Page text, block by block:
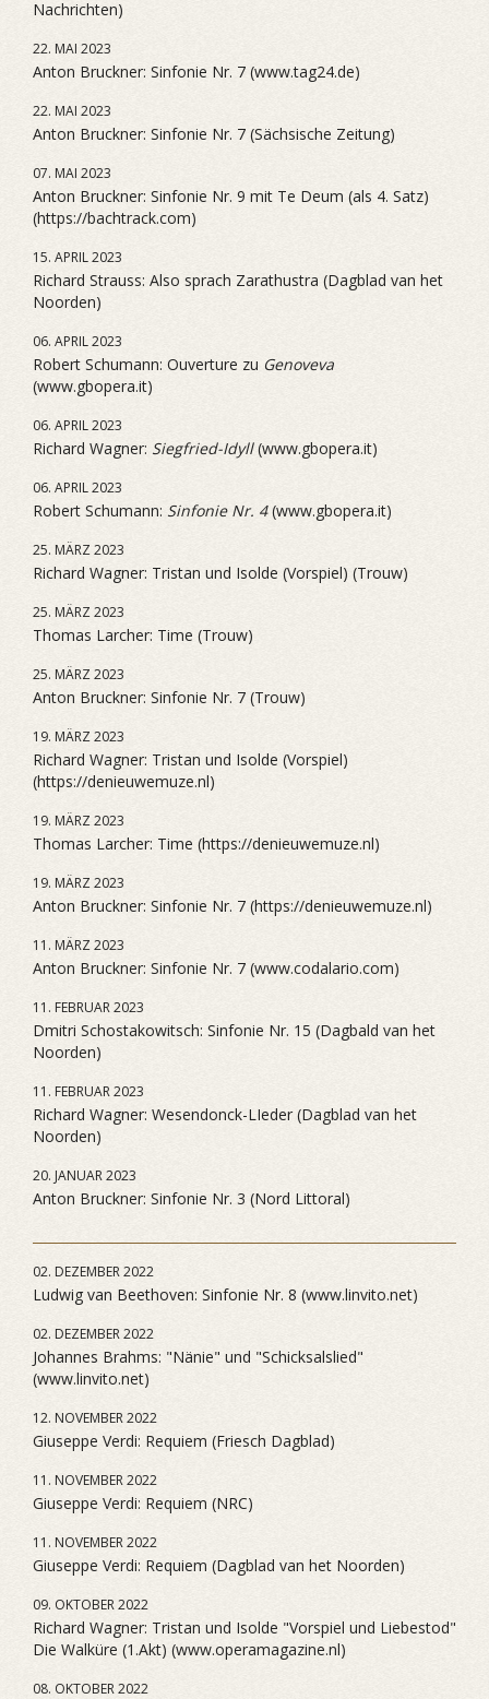
Nachrichten)
22. MAI 2023
Anton Bruckner: Sinfonie Nr. 7 (www.tag24.de)
22. MAI 2023
Anton Bruckner: Sinfonie Nr. 7 (Sächsische Zeitung)
07. MAI 2023
Anton Bruckner: Sinfonie Nr. 9 mit Te Deum (als 4. Satz)
(https://bachtrack.com)
15. APRIL 2023
Richard Strauss: Also sprach Zarathustra (Dagblad van het
Noorden)
06. APRIL 2023
Robert Schumann: Ouverture zu Genoveva
(www.gbopera.it)
06. APRIL 2023
Richard Wagner: Siegfried-Idyll(www.gbopera.it)
06. APRIL 2023
Robert Schumann: Sinfonie Nr. 4(www.gbopera.it)
25. MÄRZ 2023
Richard Wagner: Tristan und Isolde (Vorspiel) (Trouw)
25. MÄRZ 2023
Thomas Larcher: Time (Trouw)
25. MÄRZ 2023
Anton Bruckner: Sinfonie Nr. 7 (Trouw)
19. MÄRZ 2023
Richard Wagner: Tristan und Isolde (Vorspiel)
(https://denieuwemuze.nl)
19. MÄRZ 2023
Thomas Larcher: Time (https://denieuwemuze.nl)
19. MÄRZ 2023
Anton Bruckner: Sinfonie Nr. 7 (https://denieuwemuze.nl)
11. MÄRZ 2023
Anton Bruckner: Sinfonie Nr. 7 (www.codalario.com)
11. FEBRUAR 2023
Dmitri Schostakowitsch: Sinfonie Nr. 15 (Dagbald van het
Noorden)
11. FEBRUAR 2023
Richard Wagner: Wesendonck-LIeder (Dagblad van het
Noorden)
20. JANUAR 2023
Anton Bruckner: Sinfonie Nr. 3 (Nord Littoral)
02. DEZEMBER 2022
Ludwig van Beethoven: Sinfonie Nr. 8 (www.linvito.net)
02. DEZEMBER 2022
Johannes Brahms: "Nänie" und "Schicksalslied"
(www.linvito.net)
12. NOVEMBER 2022
Giuseppe Verdi: Requiem (Friesch Dagblad)
11. NOVEMBER 2022
Giuseppe Verdi: Requiem (NRC)
11. NOVEMBER 2022
Giuseppe Verdi: Requiem (Dagblad van het Noorden)
09. OKTOBER 2022
Richard Wagner: Tristan und Isolde "Vorspiel und Liebestod"
Die Walküre (1.Akt) (www.operamagazine.nl)
08. OKTOBER 2022